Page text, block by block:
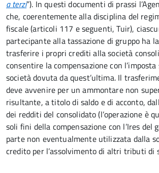
a terzi”). In questi documenti di prassi
che, coerentemente alla disciplina del
fiscale (articoli 117 e seguenti, Tuir),
partecipante alla tassazione di gruppo ha
trasferire i propri crediti alla società
consentire la compensazione con
società dovuta da quest’ultima. Il
deve avvenire per un ammontare non
risultante, a titolo di saldo e di acconto,
dei redditi del consolidato (l’operazione è
soli fini della compensazione con l’Ires del
parte non eventualmente utilizzata dalla
credito per l’assolvimento di altri tributi di